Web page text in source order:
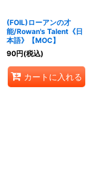
(FOIL)ローアンの才
能/Rowan's Talent《日
本語》【MOC】
90円(税込)
カートに入れる